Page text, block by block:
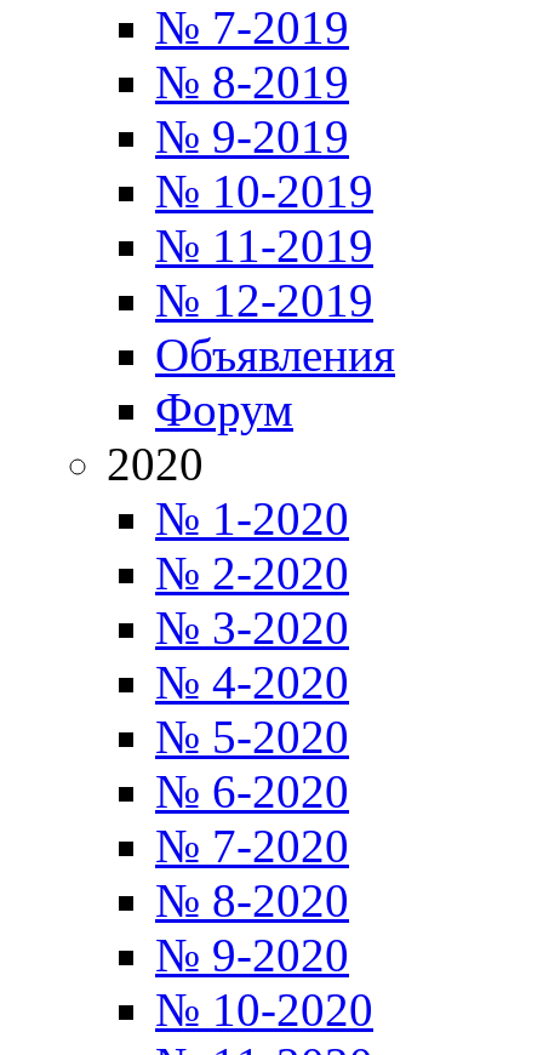
№ 7-2019
№ 8-2019
№ 9-2019
№ 10-2019
№ 11-2019
№ 12-2019
Объявления
Форум
2020
№ 1-2020
№ 2-2020
№ 3-2020
№ 4-2020
№ 5-2020
№ 6-2020
№ 7-2020
№ 8-2020
№ 9-2020
№ 10-2020